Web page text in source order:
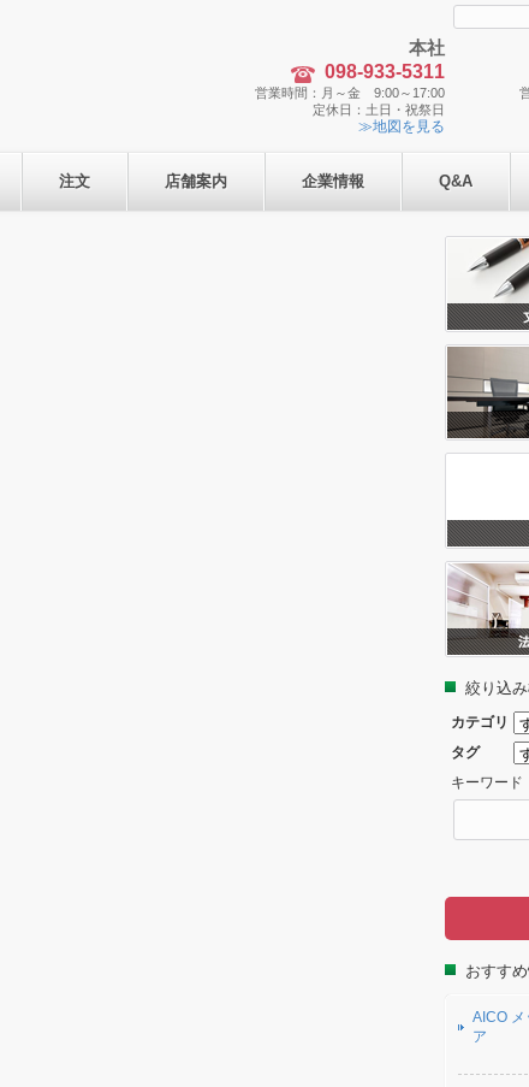
検
索:
本社
098-933-5311
営業時間：月～金 9:00～17:00
定休日：土日・祝祭日
≫地図を見る
注文 店舗案内 企業情報 Q&A
絞り込
カテゴリ
タグ
キーワード
おすす
AICO メ
ア